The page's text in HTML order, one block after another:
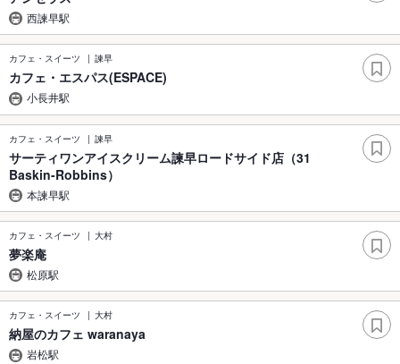
西諫早駅
カフェ・スイーツ 諫早
カフェ・エスパス(ESPACE)
小長井駅
カフェ・スイーツ 諫早
サーティワンアイスクリーム諫早ロードサイド店（31
Baskin-Robbins）
本諫早駅
カフェ・スイーツ 大村
夢楽庵
松原駅
カフェ・スイーツ 大村
納屋のカフェ waranaya
岩松駅